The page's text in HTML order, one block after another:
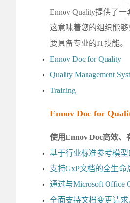
Ennov Quality提供了
这意味着您的组织能
要具备专业的IT技能。
Ennov Doc for Quality
Quality Management
Training
Ennov Doc for
使用Ennov Doc高效、
基于行业标准参考模
支持GxP文档的全生命
通过与Microsoft Office
全面支持文档变更请